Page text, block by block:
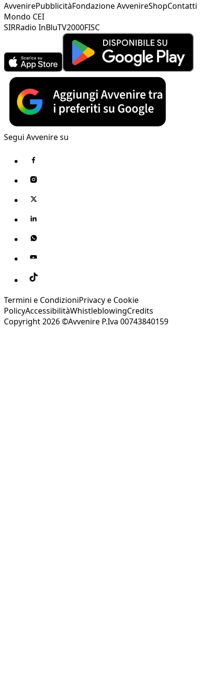
AvvenirePubblicitàFondazione AvvenireShopContatti
Mondo CEI
SIRRadio InBluTV2000FISC
Segui Avvenire su
Termini e CondizioniPrivacy e Cookie
PolicyAccessibilitàWhistleblowingCredits
Copyright 2026 ©Avvenire P.Iva 00743840159